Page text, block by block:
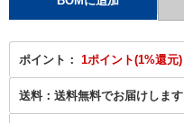
ポイント： 1ポイント(1%還元)
送料： 送料無料でお届けします